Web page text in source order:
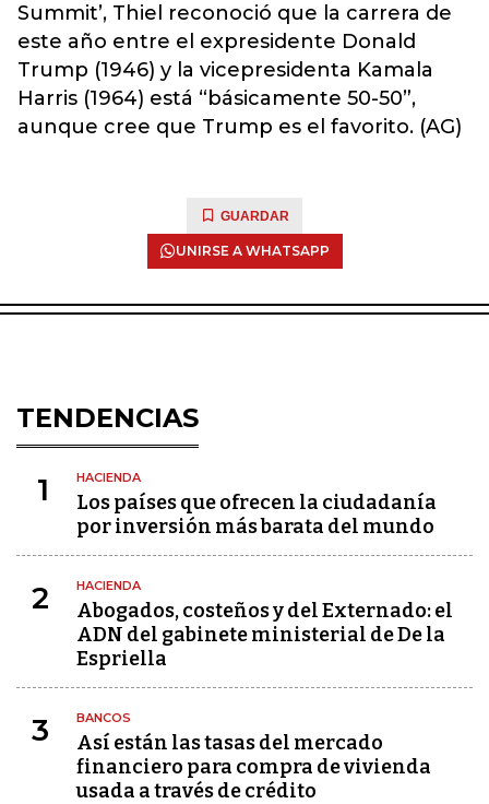
Summit’, Thiel reconoció que la carrera de
este año entre el expresidente Donald
Trump (1946) y la vicepresidenta Kamala
Harris (1964) está “básicamente 50-50”,
aunque cree que Trump es el favorito. (AG)
GUARDAR
UNIRSE A WHATSAPP
TENDENCIAS
1 HACIENDA
Los países que ofrecen la ciudadanía
por inversión más barata del mundo
2 HACIENDA
Abogados, costeños y del Externado: el
ADN del gabinete ministerial de De la
Espriella
3 BANCOS
Así están las tasas del mercado
financiero para compra de vivienda
usada a través de crédito